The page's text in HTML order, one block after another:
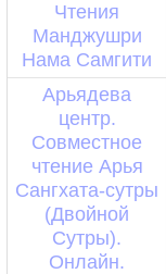
Чтения
Манджушри
Нама Самгити
Арьядева
центр.
Совместное
чтение Арья
Сангхата-сутры
(Двойной
Сутры).
Онлайн.